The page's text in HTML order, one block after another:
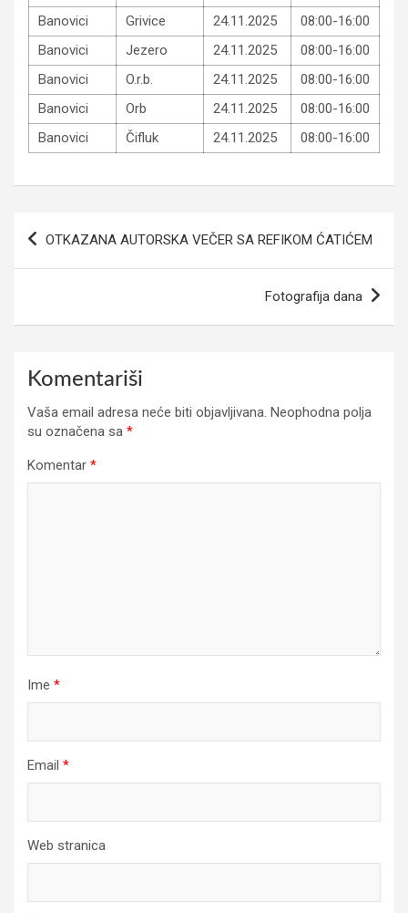
Banovici Grivice 24.11.2025
08:00-16:00
Banovici
Jezero 24.11.2025
08:00-16:00
Banovici
O.r.b. 24.11.2025
08:00-16:00
Banovici
Orb 24.11.2025
08:00-16:00
Banovici
Čifluk 24.11.2025 08:00-16:00
OTKAZANA AUTORSKA VEČER SA REFIKOM ĆATIĆEM
Fotografija dana
Komentariši
Vaša email adresa neće biti objavljivana. Neophodna polja
su označena sa *
Komentar *
Ime *
Email *
Web stranica